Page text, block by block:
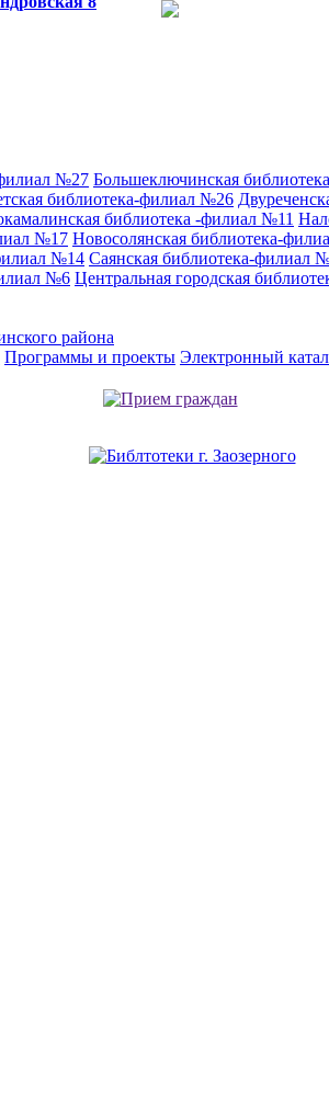
№27 Большеключинская
библиотека-филиал №26
библиотека -филиал №11
№17 Новосолянская библиотека-
№14 Саянская библиотека-филиал
№6 Центральная городская
района
Программы и проекты Электронный